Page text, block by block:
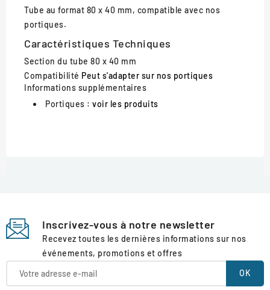
Tube au format 80 x 40 mm, compatible avec nos
portiques.
Caractéristiques Techniques
Section du tube 80 x 40 mm
Compatibilité Peut s'adapter sur nos portiques
Informations supplémentaires
Portiques : voir les produits
Inscrivez-vous à notre newsletter
Recevez toutes les dernières informations sur nos
événements, promotions et offres